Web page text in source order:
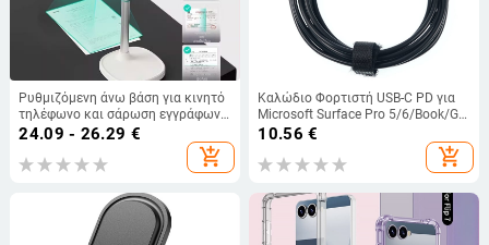
Ρυθμιζόμενη άνω βάση για κινητό
τηλέφωνο και σάρωση εγγράφων,
προσαρμόσιμη
24.09 - 26.29 €
add_shopping_cart
Καλώδιο Φορτιστή USB-C PD για
Microsoft Surface Pro 5/6/Book/Go
— Διασύνδεση Type-C, Γρήγορη
Καλώδιο
10.56 €
add_shopping_cart